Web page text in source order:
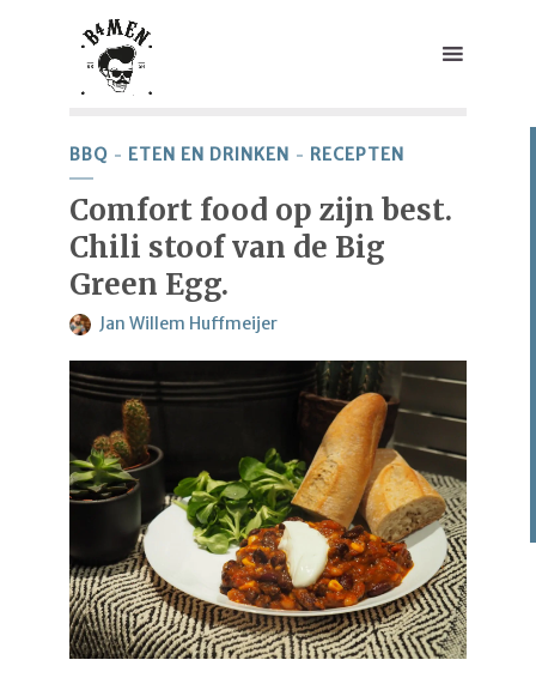
BBQ ETEN EN DRINKEN RECEPTEN
Comfort food op zijn best.
Chili stoof van de Big
Green Egg.
Jan Willem Huffmeijer